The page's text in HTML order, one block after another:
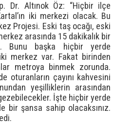
Dr. Altınok Öz: “Hiçbir ilçe
iki merkezi olacak. Bu
Projesi. Eski taş ocağı, eski
arasında 15 dakikalık bir
Bunu başka hiçbir yerde
merkez var. Fakat birinden
metroya binmek zorunda.
oturanların çayını kahvesini
yeşilliklerin arasından
İşte hiçbir yerde
bir şansa sahip olacaksınız.